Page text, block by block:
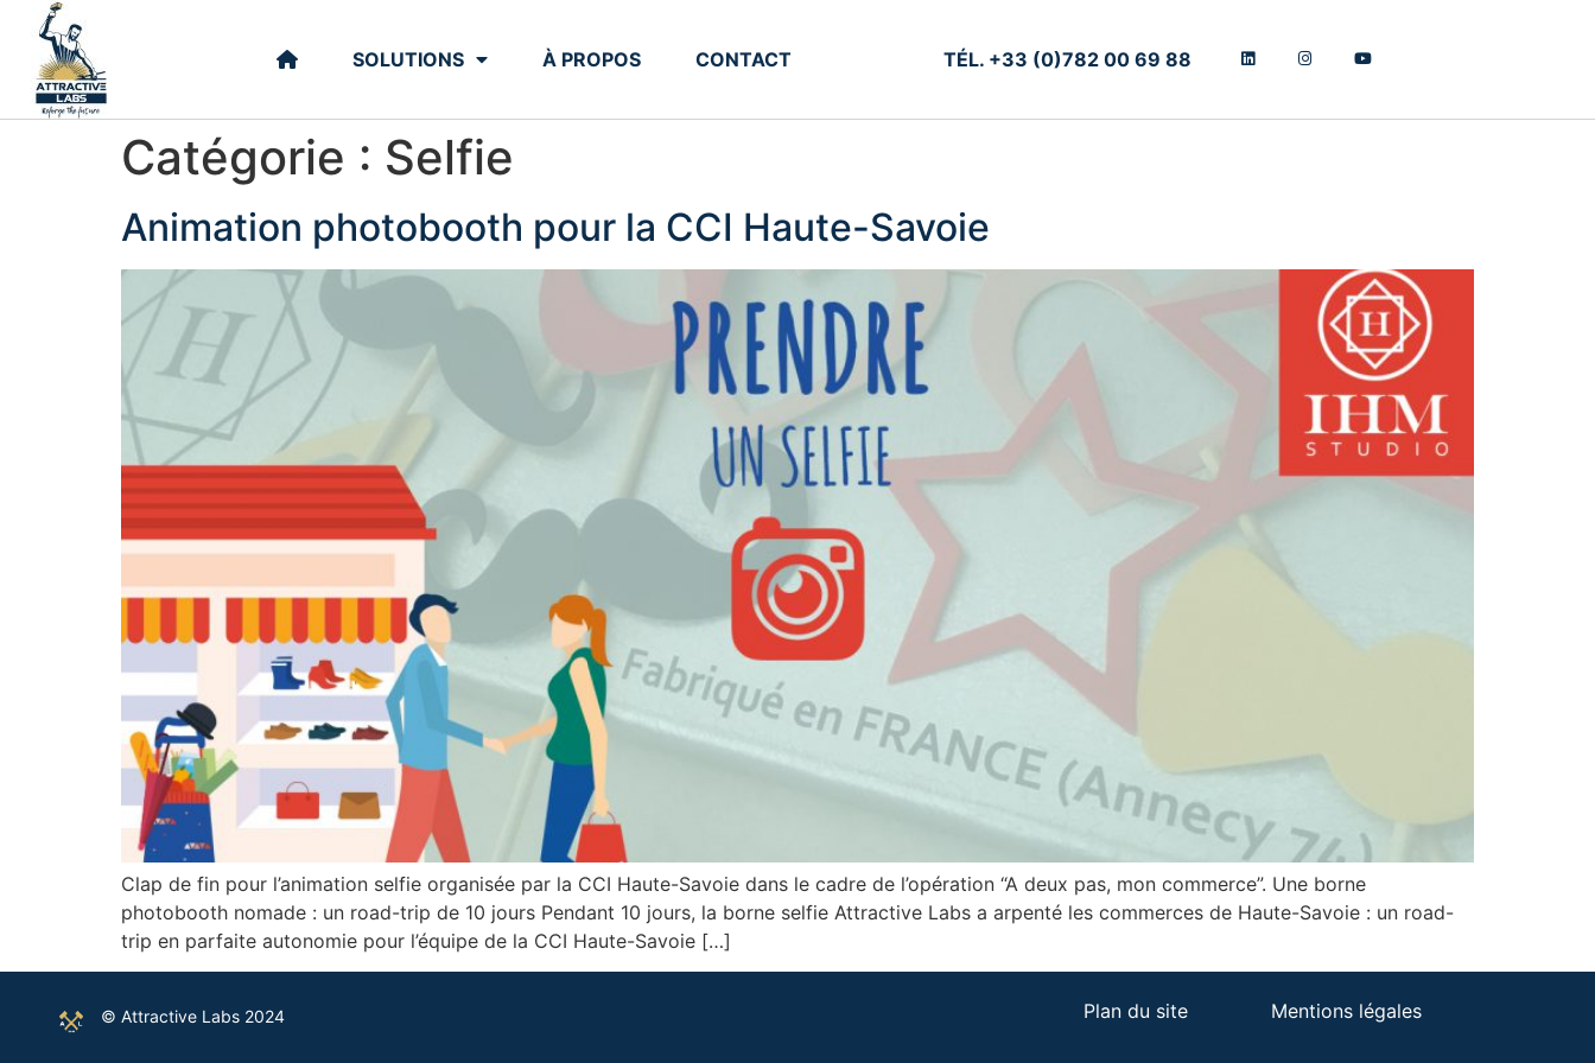
SOLUTIONS À PROPOS CONTACT TÉL. +33 (0)782 00 69 88
Catégorie : Selfie
Animation photobooth pour la CCI Haute-Savoie
Clap de fin pour l’animation selfie organisée par la CCI Haute-Savoie dans le cadre de l’opération “A deux pas, mon commerce”. Une borne
photobooth nomade : un road-trip de 10 jours Pendant 10 jours, la borne selfie Attractive Labs a arpenté les commerces de Haute-Savoie : un road-
trip en parfaite autonomie pour l’équipe de la CCI Haute-Savoie […]
© Attractive Labs 2024 Plan du site Mentions légales